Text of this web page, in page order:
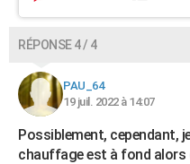
RÉPONSE 4 / 4
PAU_64
19 juil. 2022 à 14:07
Possiblement, cependant,
chauffage est à fond alors